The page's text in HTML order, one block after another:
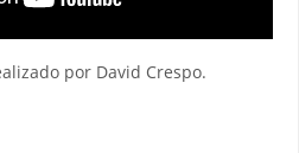
por David Crespo.